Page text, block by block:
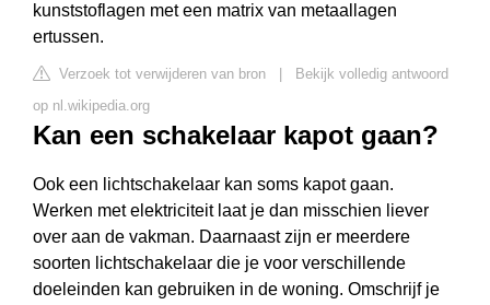
kunststoflagen met een matrix van metaallagen
ertussen.
Verzoek tot verwijderen van bron
Bekijk volledig antwoord
op nl.wikipedia.org
Kan een schakelaar kapot gaan?
Ook een lichtschakelaar kan soms kapot gaan.
Werken met elektriciteit laat je dan misschien liever
over aan de vakman. Daarnaast zijn er meerdere
soorten lichtschakelaar die je voor verschillende
doeleinden kan gebruiken in de woning. Omschrijf je